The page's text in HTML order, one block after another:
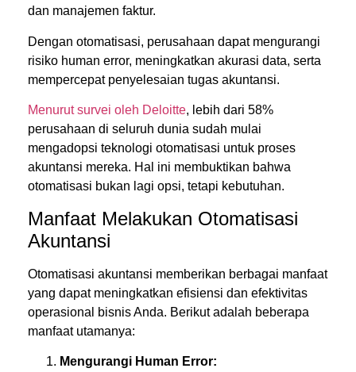
dan manajemen faktur.
Dengan otomatisasi, perusahaan dapat mengurangi
risiko human error, meningkatkan akurasi data, serta
mempercepat penyelesaian tugas akuntansi.
Menurut survei oleh Deloitte, lebih dari 58%
perusahaan di seluruh dunia sudah mulai
mengadopsi teknologi otomatisasi untuk proses
akuntansi mereka. Hal ini membuktikan bahwa
otomatisasi bukan lagi opsi, tetapi kebutuhan.
Manfaat Melakukan Otomatisasi
Akuntansi
Otomatisasi akuntansi memberikan berbagai manfaat
yang dapat meningkatkan efisiensi dan efektivitas
operasional bisnis Anda. Berikut adalah beberapa
manfaat utamanya:
Mengurangi Human Error: